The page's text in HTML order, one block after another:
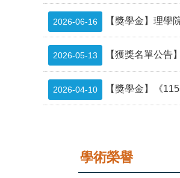
2026-06-16 【獎學金】理
2026-05-13 【獲獎名單公告
2026-04-10 【獎學金】《
學術榮譽